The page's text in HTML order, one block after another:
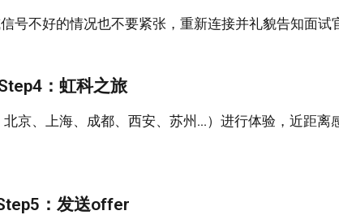
号不好的情况也不要紧张，重新连接并礼貌告知面试
：虹科之旅
京、上海、成都、西安、苏州…）进行体验，近距离
：发送offer